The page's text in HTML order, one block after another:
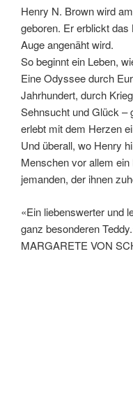
«Ein liebenswerter und
ganz besonderen
MARGARETE VON
Verlagsseite
»Winter in Maine: Das
Roman.«
Aus der Begründung
Der Winter in den
Bisher hat das Julius
lange allein, und er hat